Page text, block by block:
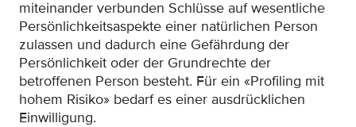
miteinander verbunden Schlüsse auf wesentliche
Persönlichkeitsaspekte einer natürlichen Person
zulassen und dadurch eine Gefährdung der
Persönlichkeit oder der Grundrechte der
betroffenen Person besteht. Für ein «Profiling mit
hohem Risiko» bedarf es einer ausdrücklichen
Einwilligung.